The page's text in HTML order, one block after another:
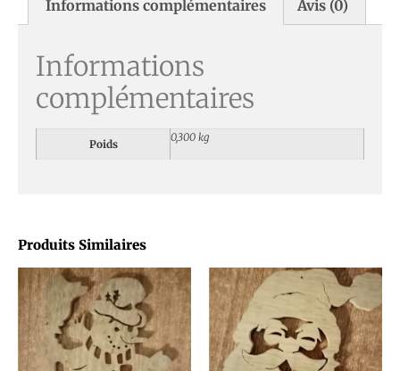
Produits Similaires
Informations complémentaires Avis (0)
Informations
complémentaires
Poids
0,300 kg